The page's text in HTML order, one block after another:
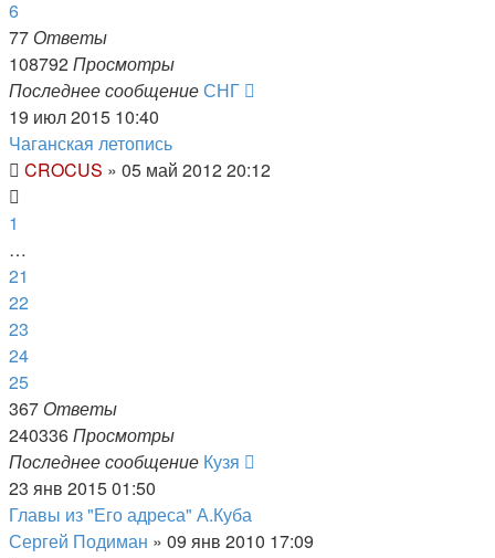
6
77 Ответы
108792Просмотры
Последнее сообщениеСНГ
19 июл 2015 10:40
Чаганская летопись
CROCUS » 05 май 2012 20:12
1
…
21
22
23
24
25
367 Ответы
240336Просмотры
Последнее сообщение Кузя
23 янв 2015 01:50
Главы из "Его адреса" А.Куба
Сергей Подиман » 09 янв 2010 17:09